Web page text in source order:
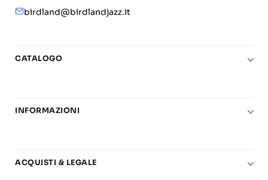
birdland@birdlandjazz.it
CATALOGO
Chitarra
Basi play-along
INFORMAZIONI
Carta del Docente
ACQUISTI & LEGALE